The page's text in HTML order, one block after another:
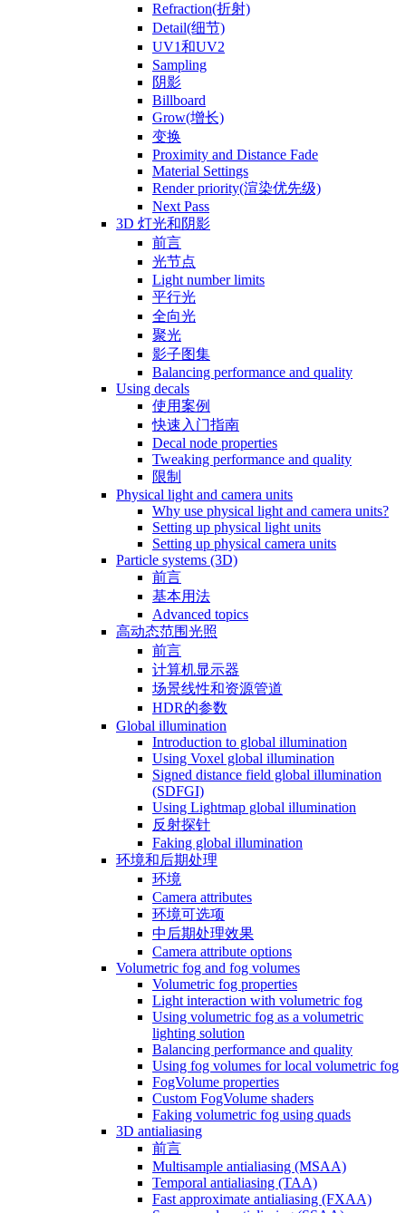
Refraction(折射)
Detail(细节)
UV1和UV2
Sampling
阴影
Billboard
Grow(增长)
变换
Proximity and Distance Fade
Material Settings
Render priority(渲染优先级)
Next Pass
3D 灯光和阴影
前言
光节点
Light number limits
平行光
全向光
聚光
影子图集
Balancing performance and quality
Using decals
使用案例
快速入门指南
Decal node properties
Tweaking performance and quality
限制
Physical light and camera units
Why use physical light and camera units?
Setting up physical light units
Setting up physical camera units
Particle systems (3D)
前言
基本用法
Advanced topics
高动态范围光照
前言
计算机显示器
场景线性和资源管道
HDR的参数
Global illumination
Introduction to global illumination
Using Voxel global illumination
Signed distance field global illumination
(SDFGI)
Using Lightmap global illumination
反射探针
Faking global illumination
环境和后期处理
环境
Camera attributes
环境可选项
中后期处理效果
Camera attribute options
Volumetric fog and fog volumes
Volumetric fog properties
Light interaction with volumetric fog
Using volumetric fog as a volumetric
lighting solution
Balancing performance and quality
Using fog volumes for local volumetric fog
FogVolume properties
Custom FogVolume shaders
Faking volumetric fog using quads
3D antialiasing
前言
Multisample antialiasing (MSAA)
Temporal antialiasing (TAA)
Fast approximate antialiasing (FXAA)